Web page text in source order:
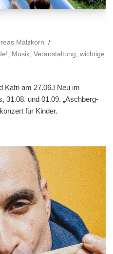
Malzkorn
, Musik, Veranstaltung, wichtige
Kafri am 27.06.! Neu im
31.08. und 01.09. „Aschberg-
für Kinder.